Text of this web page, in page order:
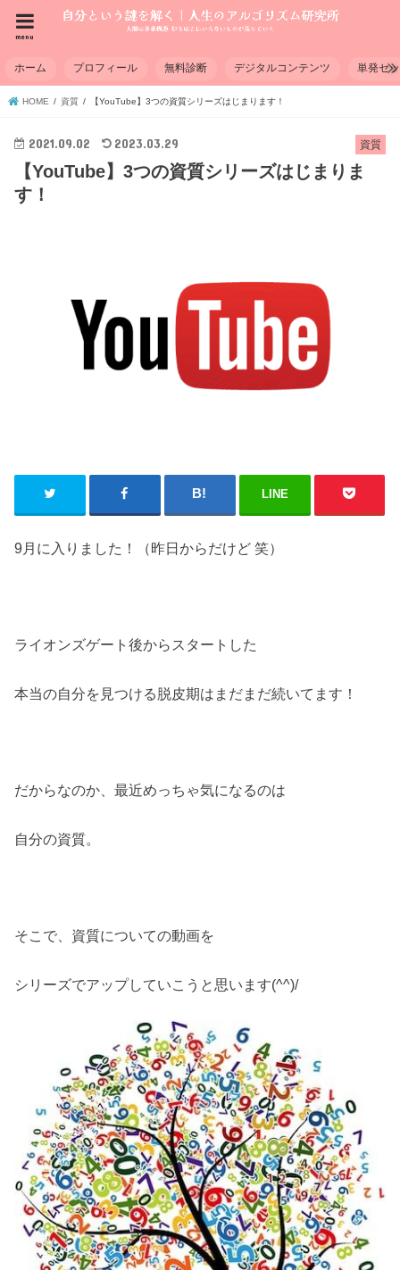
menu
ホーム プロフィール 無料診断 デジタルコンテンツ 単発セ
HOME 資質 【YouTube】3つの資質シリーズはじまります！
資質
2021.09.02 2023.03.29
【YouTube】3つの資質シリーズはじまりま
す！
LINE
9月に入りました！（昨日からだけど 笑）
ライオンズゲート後からスタートした
本当の自分を見つける脱皮期はまだまだ続いてます！
だからなのか、最近めっちゃ気になるのは
自分の資質。
そこで、資質についての動画を
シリーズでアップしていこうと思います(^^)/